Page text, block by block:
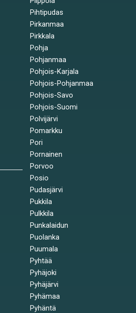
Pihtipudas
Pirkanmaa
Pirkkala
Pohja
Pohjanmaa
Pohjois-Karjala
Pohjois-Pohjanmaa
Pohjois-Savo
Pohjois-Suomi
Polvijärvi
Pomarkku
Pori
Pornainen
Porvoo
Posio
Pudasjärvi
Pukkila
Pulkkila
Punkalaidun
Puolanka
Puumala
Pyhtää
Pyhäjoki
Pyhäjärvi
Pyhämaa
Pyhäntä